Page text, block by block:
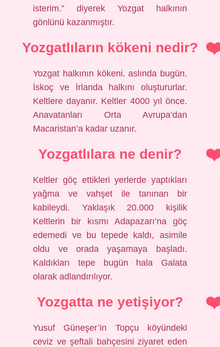
isterim.” diyerek Yozgat halkının
gönlünü kazanmıştır.
Yozgatlıların kökeni nedir?
Yozgat halkının kökeni. aslında bugün.
İskoç ve İrlanda halkını oluştururlar.
Keltlere dayanır. Keltler 4000 yıl önce.
Anavatanları Orta Avrupa’dan
Macaristan’a kadar uzanır.
Yozgatlılara ne denir?
Keltler göç ettikleri yerlerde yaptıkları
yağma ve vahşet ile tanınan bir
kabileydi. Yaklaşık 20.000 kişilik
Keltlerin bir kısmı Adapazarı’na göç
edemedi ve bu tepede kaldı, asimile
oldu ve orada yaşamaya başladı.
Kaldıkları tepe bugün hala Galata
olarak adlandırılıyor.
Yozgatta ne yetişiyor?
Yusuf Güneşer’in Topçu köyündeki
ceviz ve şeftali bahçesini ziyaret eden